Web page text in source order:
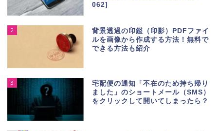
062]
2
背景透過の印鑑（印影）PDFファイ
ルを画像から作成する方法！無料で
できる方法も紹介
3
宅配便の通知「不在のため持ち帰り
ました」のショートメール（SMS）
をクリックして開いてしまったら？